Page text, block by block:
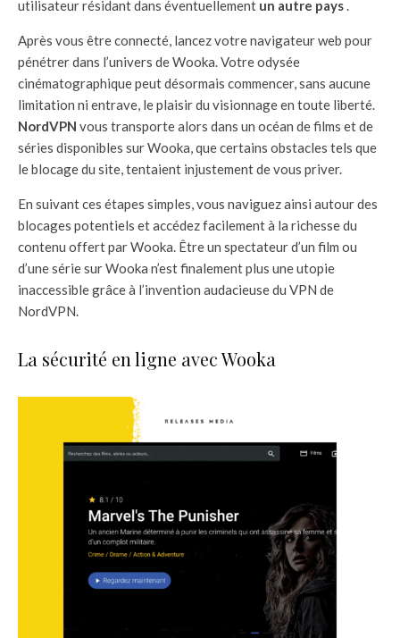
utilisateur résidant dans éventuellement un autre pays.
Après vous être connecté, lancez votre navigateur web pour
pénétrer dans l’univers de Wooka. Votre odysée
cinématographique peut désormais commencer, sans aucune
limitation ni entrave, le plaisir du visionnage en toute liberté.
NordVPN vous transporte alors dans un océan de films et de
séries disponibles sur Wooka, que certains obstacles tels que
le blocage du site, tentaient injustement de vous priver.
En suivant ces étapes simples, vous naviguez ainsi autour des
blocages potentiels et accédez facilement à la richesse du
contenu offert par Wooka. Être un spectateur d’un film ou
d’une série sur Wooka n’est finalement plus une utopie
inaccessible grâce à l’invention audacieuse du VPN de
NordVPN.
La sécurité en ligne avec Wooka